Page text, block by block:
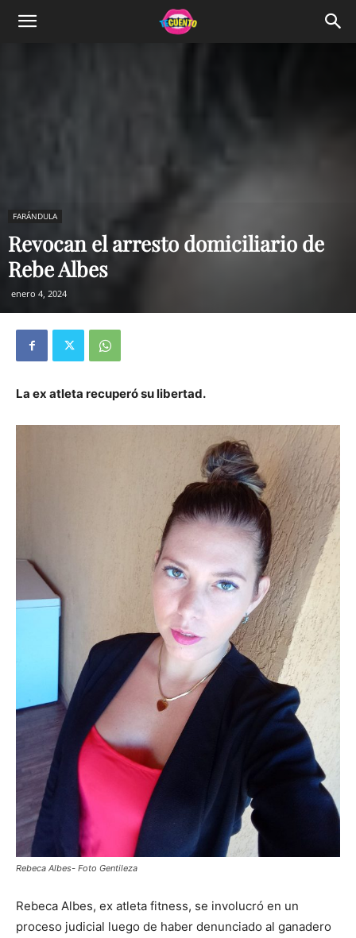
FARÁNDULA
Revocan el arresto domiciliario de
Rebe Albes
enero 4, 2024
La ex atleta recuperó su libertad.
Rebeca Albes- Foto Gentileza
Rebeca Albes, ex atleta fitness, se involucró en un
proceso judicial luego de haber denunciado al ganadero